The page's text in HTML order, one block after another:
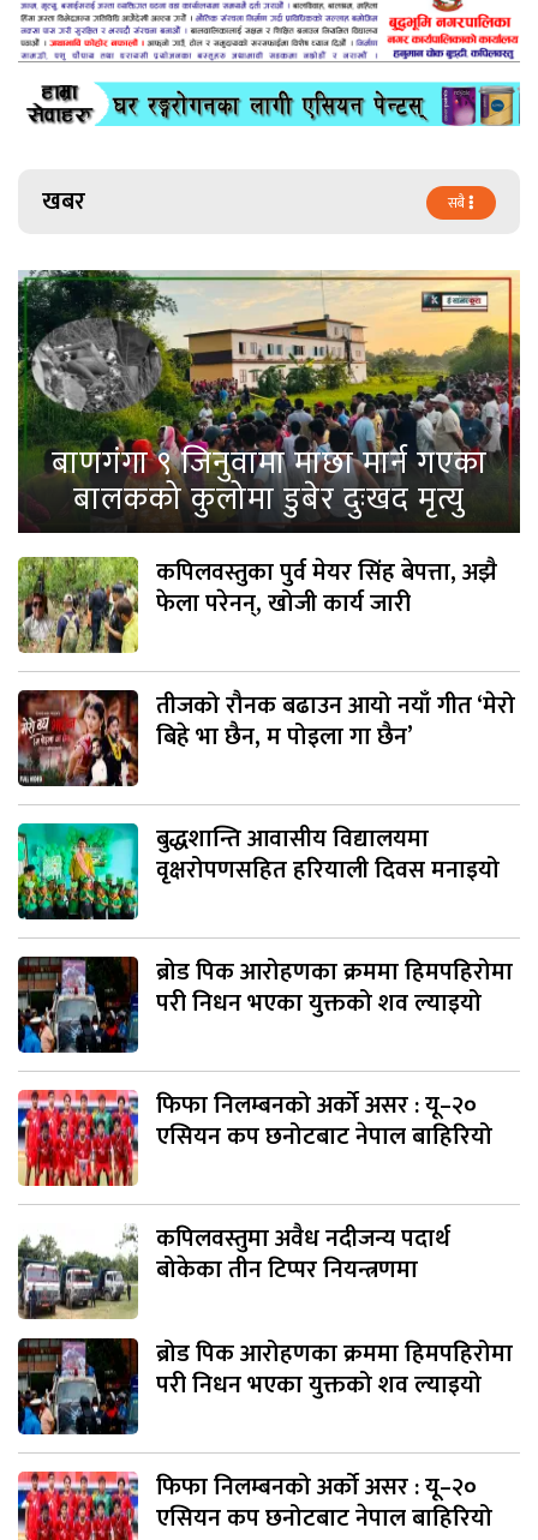
खबर सबै
बाणगंगा ९ जिनुवामा माछा मार्न गएका
बालकको कुलोमा डुबेर दुःखद मृत्यु
कपिलवस्तुका पुर्व मेयर सिंह बेपत्ता, अझै
फेला परेनन्, खोजी कार्य जारी
तीजको रौनक बढाउन आयो नयाँ गीत ‘मेरो
बिहे भा छैन, म पोइला गा छैन’
बुद्धशान्ति आवासीय विद्यालयमा
वृक्षरोपणसहित हरियाली दिवस मनाइयो
ब्रोड पिक आरोहणका क्रममा हिमपहिरोमा
परी निधन भएका युक्तको शव ल्याइयो
फिफा निलम्बनको अर्को असर : यू–२०
एसियन कप छनोटबाट नेपाल बाहिरियो
कपिलवस्तुमा अवैध नदीजन्य पदार्थ
बोकेका तीन टिप्पर नियन्त्रणमा
ब्रोड पिक आरोहणका क्रममा हिमपहिरोमा
परी निधन भएका युक्तको शव ल्याइयो
फिफा निलम्बनको अर्को असर : यू–२०
एसियन कप छनोटबाट नेपाल बाहिरियो